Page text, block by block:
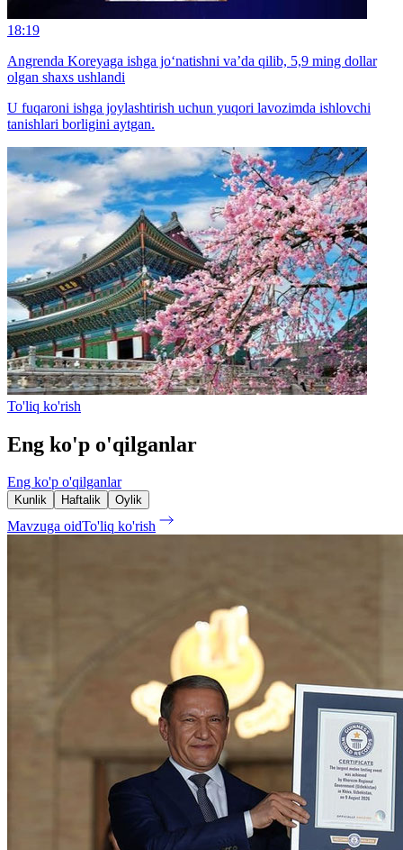
18:19
Angrenda Koreyaga ishga jo‘natishni va’da qilib, 5,9 ming dollar
olgan shaxs ushlandi
U fuqaroni ishga joylashtirish uchun yuqori lavozimda ishlovchi
tanishlari borligini aytgan.
To'liq ko'rish
Eng ko'p o'qilganlar
Eng ko'p o'qilganlar
Kunlik Haftalik Oylik
Mavzuga oidTo'liq ko'rish